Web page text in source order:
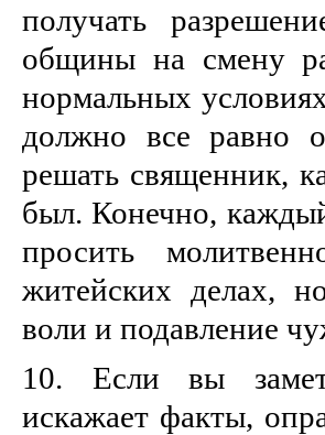
получать
общины на смену
нормальных
должно все равно
решать священник,
был. Конечно,
просить
житейских делах,
воли и подавление
10. Если вы
искажает факты,